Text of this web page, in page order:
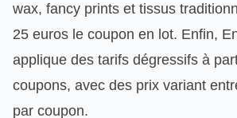
wax, fancy prints et tissus
25 euros le coupon en lot. Enfin,
applique des tarifs dégressifs à
coupons, avec des prix variant
par coupon.